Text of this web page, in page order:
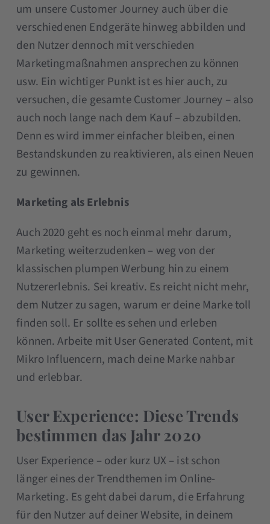
um unsere Customer Journey auch über die
verschiedenen Endgeräte hinweg abbilden und
den Nutzer dennoch mit verschieden
Marketingmaßnahmen ansprechen zu können
usw. Ein wichtiger Punkt ist es hier auch, zu
versuchen, die gesamte Customer Journey – also
auch noch lange nach dem Kauf – abzubilden.
Denn es wird immer einfacher bleiben, einen
Bestandskunden zu reaktivieren, als einen Neuen
zu gewinnen.
Marketing als Erlebnis
Auch 2020 geht es noch einmal mehr darum,
Marketing weiterzudenken – weg von der
klassischen plumpen Werbung hin zu einem
Nutzererlebnis. Sei kreativ. Es reicht nicht mehr,
dem Nutzer zu sagen, warum er deine Marke toll
finden soll. Er sollte es sehen und erleben
können. Arbeite mit User Generated Content, mit
Mikro Influencern, mach deine Marke nahbar
und erlebbar.
User Experience: Diese Trends
bestimmen das Jahr 2020
User Experience – oder kurz UX – ist schon
länger eines der Trendthemen im Online-
Marketing. Es geht dabei darum, die Erfahrung
für den Nutzer auf deiner Website, in deinem